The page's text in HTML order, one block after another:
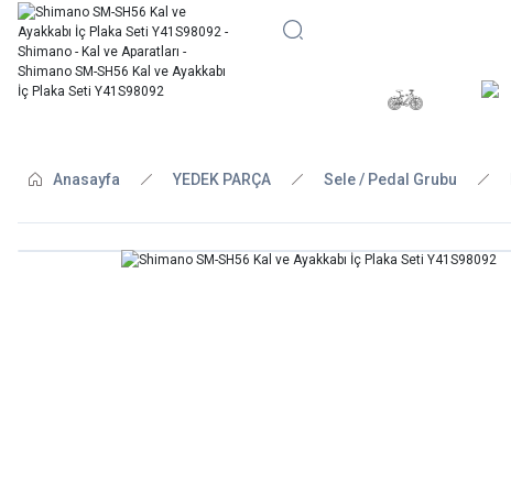
BİSİKLET
Anasayfa YEDEK PARÇA Sele / Pedal Grubu